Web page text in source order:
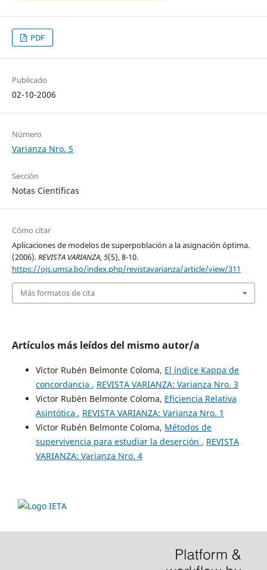
PDF
Publicado
02-10-2006
Número
Varianza Nro. 5
Sección
Notas Científicas
Cómo citar
Aplicaciones de modelos de superpoblación a la asignación óptima.
(2006).REVISTA VARIANZA,5(5), 8-10.
https://ojs.umsa.bo/index.php/revistavarianza/article/view/311
Más formatos de cita
Artículos más leídos del mismo autor/a
Víctor Rubén Belmonte Coloma, El índice Kappa de
concordancia , REVISTA VARIANZA: Varianza Nro. 3
Víctor Rubén Belmonte Coloma, Eficiencia Relativa
Asintótica , REVISTA VARIANZA: Varianza Nro. 1
Víctor Rubén Belmonte Coloma, Métodos de
supervivencia para estudiar la deserción , REVISTA
VARIANZA: Varianza Nro. 4